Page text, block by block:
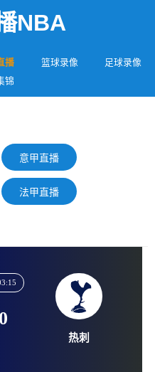
NBA
播 篮球录像
足球录像
锦
意甲直播
法甲直播